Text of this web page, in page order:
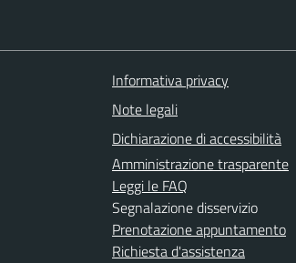
Informativa privacy
Note legali
Dichiarazione di accessibilità
Amministrazione trasparente
Leggi le FAQ
Segnalazione disservizio
Prenotazione appuntamento
Richiesta d'assistenza